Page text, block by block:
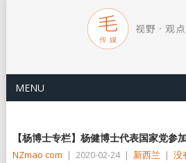
MENU
【杨博士专栏】杨健博士代表国家党参
NZmao com | 2020-02-24 | 新西兰 | 没